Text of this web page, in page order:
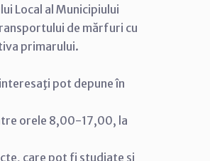
Local al Municipiului
de mărfuri cu
primarului.
pot depune în
orele 8,00-17,00, la
care pot fi studiate şi